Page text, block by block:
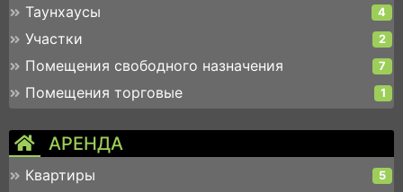
Таунхаусы 4
Участки 2
Помещения свободного назначения 7
Помещения торговые 1
АРЕНДА
Квартиры 5